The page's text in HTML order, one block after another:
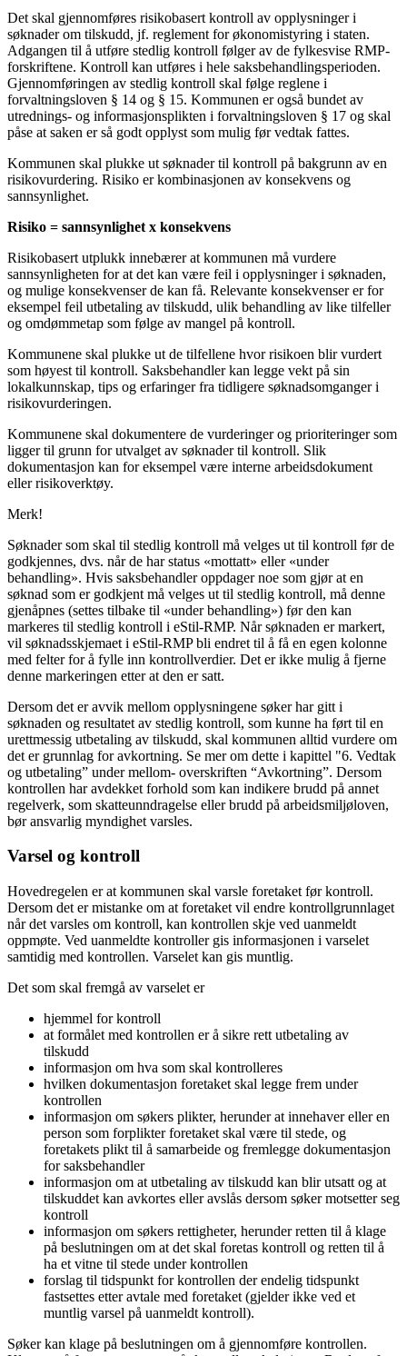
Det skal gjennomføres risikobasert kontroll av opplysninger i
søknader om tilskudd, jf. reglement for økonomistyring i staten.
Adgangen til å utføre stedlig kontroll følger av de fylkesvise RMP-
forskriftene. Kontroll kan utføres i hele saksbehandlingsperioden.
Gjennomføringen av stedlig kontroll skal følge reglene i
forvaltningsloven § 14 og § 15. Kommunen er også bundet av
utrednings- og informasjonsplikten i forvaltningsloven § 17 og skal
påse at saken er så godt opplyst som mulig før vedtak fattes.
Kommunen skal plukke ut søknader til kontroll på bakgrunn av en
risikovurdering. Risiko er kombinasjonen av konsekvens og
sannsynlighet.
Risiko = sannsynlighet x konsekvens
Risikobasert utplukk innebærer at kommunen må vurdere
sannsynligheten for at det kan være feil i opplysninger i søknaden,
og mulige konsekvenser de kan få. Relevante konsekvenser er for
eksempel feil utbetaling av tilskudd, ulik behandling av like tilfeller
og omdømmetap som følge av mangel på kontroll.
Kommunene skal plukke ut de tilfellene hvor risikoen blir vurdert
som høyest til kontroll. Saksbehandler kan legge vekt på sin
lokalkunnskap, tips og erfaringer fra tidligere søknadsomganger i
risikovurderingen.
Kommunene skal dokumentere de vurderinger og prioriteringer som
ligger til grunn for utvalget av søknader til kontroll. Slik
dokumentasjon kan for eksempel være interne arbeidsdokument
eller risikoverktøy.
Merk!
Søknader som skal til stedlig kontroll må velges ut til kontroll før de
godkjennes, dvs. når de har status «mottatt» eller «under
behandling». Hvis saksbehandler oppdager noe som gjør at en
søknad som er godkjent må velges ut til stedlig kontroll, må denne
gjenåpnes (settes tilbake til «under behandling») før den kan
markeres til stedlig kontroll i eStil-RMP. Når søknaden er markert,
vil søknadsskjemaet i eStil-RMP bli endret til å få en egen kolonne
med felter for å fylle inn kontrollverdier. Det er ikke mulig å fjerne
denne markeringen etter at den er satt.
Dersom det er avvik mellom opplysningene søker har gitt i
søknaden og resultatet av stedlig kontroll, som kunne ha ført til en
urettmessig utbetaling av tilskudd, skal kommunen alltid vurdere om
det er grunnlag for avkortning. Se mer om dette i kapittel "6. Vedtak
og utbetaling” under mellom- overskriften “Avkortning”. Dersom
kontrollen har avdekket forhold som kan indikere brudd på annet
regelverk, som skatteunndragelse eller brudd på arbeidsmiljøloven,
bør ansvarlig myndighet varsles.
Varsel og kontroll
Hovedregelen er at kommunen skal varsle foretaket før kontroll.
Dersom det er mistanke om at foretaket vil endre kontrollgrunnlaget
når det varsles om kontroll, kan kontrollen skje ved uanmeldt
oppmøte. Ved uanmeldte kontroller gis informasjonen i varselet
samtidig med kontrollen. Varselet kan gis muntlig.
Det som skal fremgå av varselet er
hjemmel for kontroll
at formålet med kontrollen er å sikre rett utbetaling av
tilskudd
informasjon om hva som skal kontrolleres
hvilken dokumentasjon foretaket skal legge frem under
kontrollen
informasjon om søkers plikter, herunder at innehaver eller en
person som forplikter foretaket skal være til stede, og
foretakets plikt til å samarbeide og fremlegge dokumentasjon
for saksbehandler
informasjon om at utbetaling av tilskudd kan blir utsatt og at
tilskuddet kan avkortes eller avslås dersom søker motsetter seg
kontroll
informasjon om søkers rettigheter, herunder retten til å klage
på beslutningen om at det skal foretas kontroll og retten til å
ha et vitne til stede under kontrollen
forslag til tidspunkt for kontrollen der endelig tidspunkt
fastsettes etter avtale med foretaket (gjelder ikke ved et
muntlig varsel på uanmeldt kontroll).
Søker kan klage på beslutningen om å gjennomføre kontrollen.